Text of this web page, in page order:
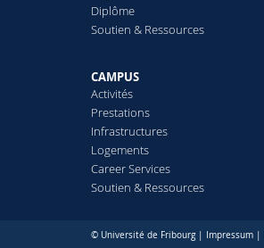
Diplôme
Soutien & Ressources
CAMPUS
Activités
Prestations
Infrastructures
Logements
Career Services
Soutien & Ressources
© Université de Fribourg | Impressum